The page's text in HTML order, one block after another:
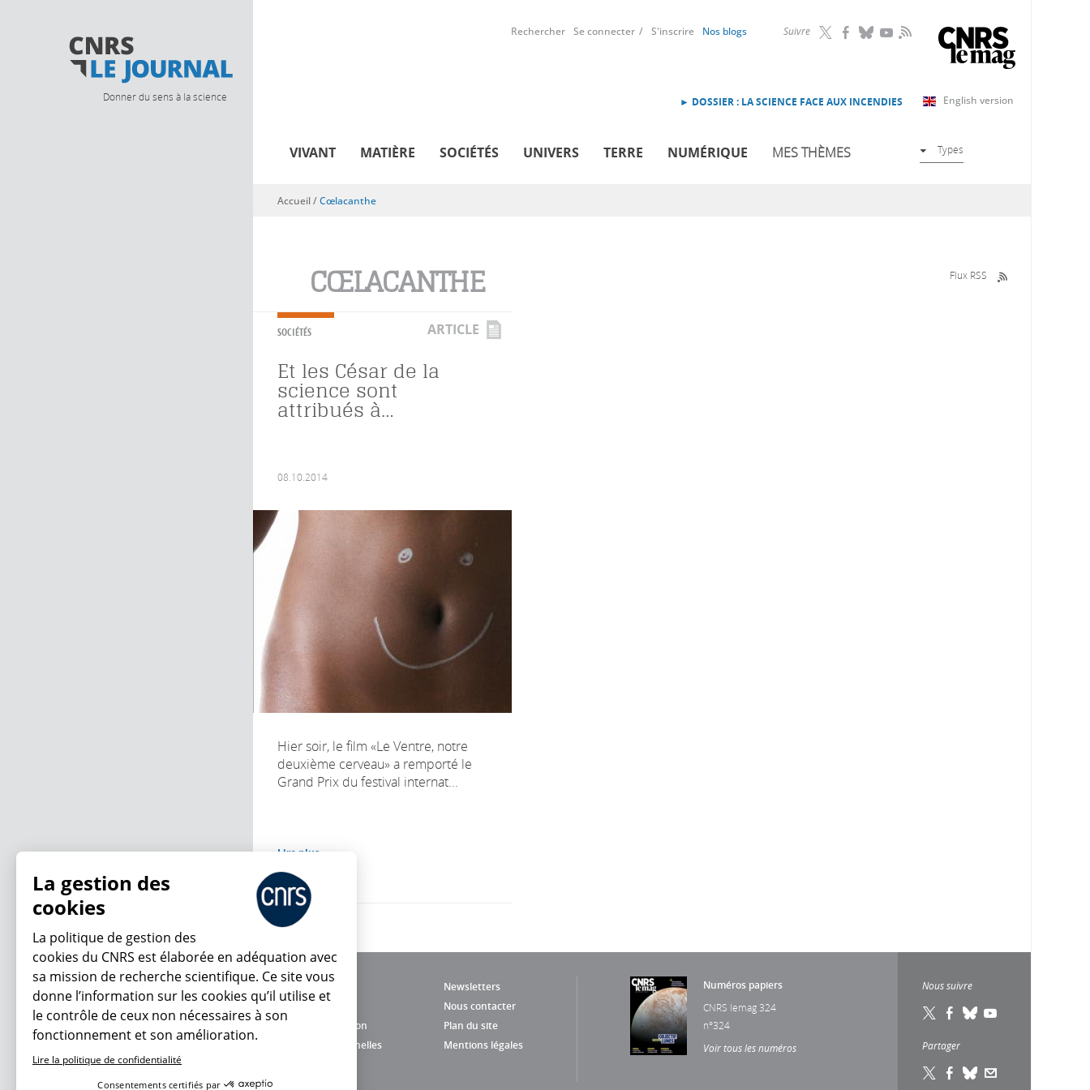
Donner du sens à la science
Suivre RSS
Rechercher Se connecter S'inscrire Nos blogs
English version
► DOSSIER : LA SCIENCE FACE AUX INCENDIES
VIVANT MATIÈRE SOCIÉTÉS UNIVERS TERRE NUMÉRIQUE MES THÈMES Types
Vous êtes ici
Accueil/Cœlacanthe
CŒLACANTHE Flux RSS
SOCIÉTÉS ARTICLE
Et les César de la
science sont
attribués à…
08.10.2014
Hier soir, le film «Le Ventre, notre
deuxième cerveau» a remporté le
Grand Prix du festival internat...
Lire plus
Newsletters
Nous contacter
Charte d'utilisation
Plan du site
Données personnelles
Mentions légales
Numéros papiers
CNRS lemag 324
n°324
Voir tous les numéros
Nous suivre
Partager
En ce moment
La gestion des
cookies
La politique de gestion des
cookies du CNRS est élaborée en adéquation avec
sa mission de recherche scientifique. Ce site vous
donne l’information sur les cookies qu’il utilise et
le contrôle de ceux non nécessaires à son
fonctionnement et son amélioration.
Lire la politique de confidentialité
Consentements certifiés par